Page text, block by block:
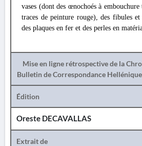
vases (dont des œnochoés à
traces de peinture rouge), des fibules et
des plaques en fer et des perles en
Mise en ligne rétrospective de la
Bulletin de Correspondance
Édition
Oreste DECAVALLAS
Extrait de